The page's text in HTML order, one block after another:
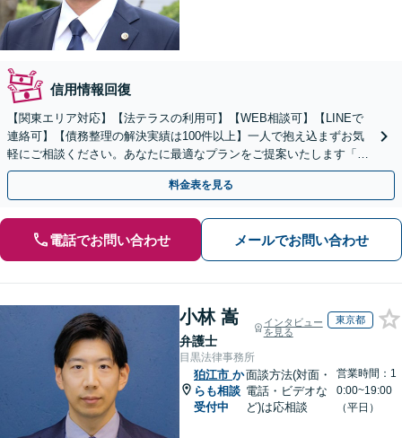
信用情報回復
【関東エリア対応】【法テラスの利用可】【WEB相談可】【LINEで
連絡可】【債務整理の解決実績は100件以上】一人で抱え込まずお気
軽にご相談ください。あなたに最適なプランをご提案いたします「法
人破産にも強い弁護士」【休日・夜間対応】
料金表を見る
電話でお問い合わせ メールでお問い合わせ
小林 嵩
弁護士
インタビュー
を見る
東京都
目黒法律事務所
狛江市 か
らも相談
受付中
面談方法(対面・
電話・ビデオな
ど)は応相談
営業時間：1
0:00~19:00
（平日）